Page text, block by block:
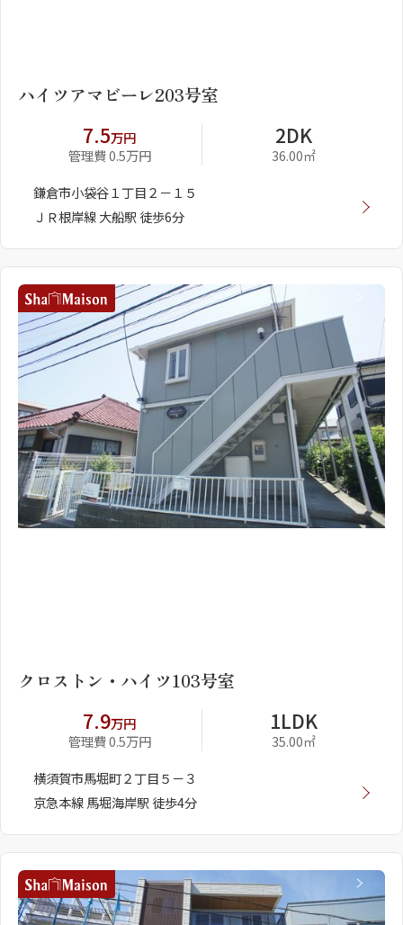
ハイツアマビーレ203号室
7.5万円
管理費 0.5万円
2DK
36.00㎡
鎌倉市小袋谷１丁目２－１５
ＪＲ根岸線 大船駅 徒歩6分
クロストン・ハイツ103号室
7.9万円
管理費 0.5万円
1LDK
35.00㎡
横須賀市馬堀町２丁目５－３
京急本線 馬堀海岸駅 徒歩4分